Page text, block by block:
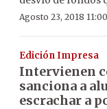
Agosto 23, 2018
Edición Impresa
Intervienen
sanciona a
escrachar a